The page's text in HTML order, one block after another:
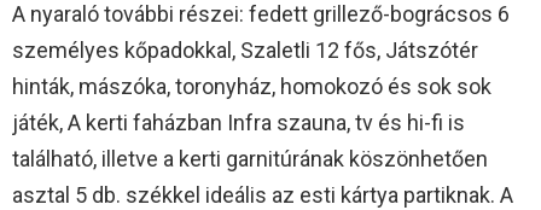
A nyaraló további részei: fedett grillező-bográcsos 6
személyes kőpadokkal, Szaletli 12 fős, Játszótér
hinták, mászóka, toronyház, homokozó és sok sok
játék, A kerti faházban Infra szauna, tv és hi-fi is
található, illetve a kerti garnitúrának köszönhetően
asztal 5 db. székkel ideális az esti kártya partiknak. A